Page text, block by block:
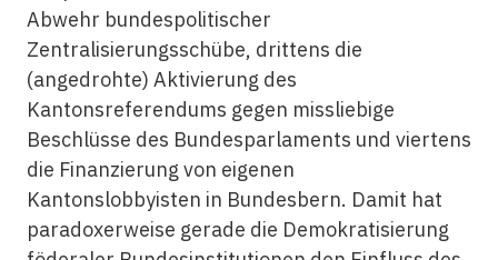
Abwehr bundespolitischer
Zentralisierungsschübe, drittens die
(angedrohte) Aktivierung des
Kantonsreferendums gegen missliebige
Beschlüsse des Bundesparlaments und viertens
die Finanzierung von eigenen
Kantonslobbyisten in Bundesbern. Damit hat
paradoxerweise gerade die Demokratisierung